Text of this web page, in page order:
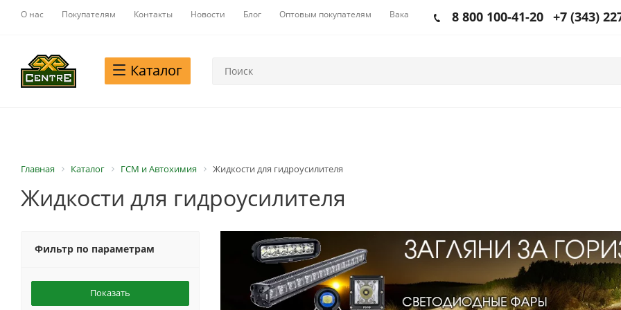
О нас Покупателям Контакты Новости Блог Оптовым покупателям Вакансии 8 800 100-41-20 +7 (343)
Каталог
Главная Каталог ГСМ и Автохимия Жидкости для гидроусилителя
Жидкости для гидроусилителя
Фильтр по параметрам